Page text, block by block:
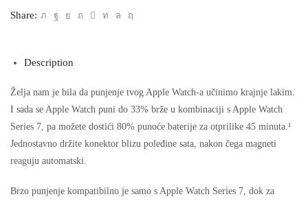
Share:
Description
Želja nam je bila da punjenje tvog Apple Watch-a učinimo krajnje lakim.
I sada se Apple Watch puni do 33% brže u kombinaciji s Apple Watch
Series 7, pa možete dostići 80% punoće baterije za otprilike 45 minuta.¹
Jednostavno držite konektor blizu poleđine sata, nakon čega magneti
reaguju automatski.
Brzo punjenje kompatibilno je samo s Apple Watch Series 7, dok za